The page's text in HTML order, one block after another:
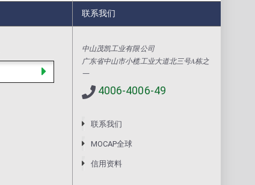
联系我们
中山茂凯工业有限公司
广东省中山市小榄工业大道北三号A栋之
一
4006-4006-49
联系我们
MOCAP全球
信用资料